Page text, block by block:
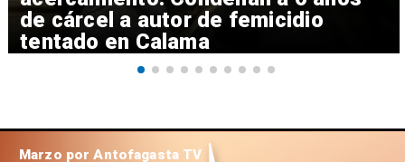
de cárcel a autor de femicidio
tentado en Calama
Marzo por Antofagasta TV